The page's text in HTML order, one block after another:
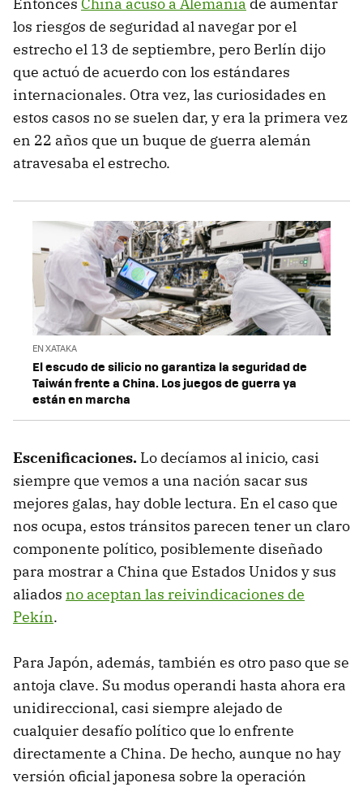
Entonces China acusó a Alemania de aumentar
los riesgos de seguridad al navegar por el
estrecho el 13 de septiembre, pero Berlín dijo
que actuó de acuerdo con los estándares
internacionales. Otra vez, las curiosidades en
estos casos no se suelen dar, y era la primera vez
en 22 años que un buque de guerra alemán
atravesaba el estrecho.
EN XATAKA
El escudo de silicio no garantiza la seguridad de
Taiwán frente a China. Los juegos de guerra ya
están en marcha
Escenificaciones. Lo decíamos al inicio, casi
siempre que vemos a una nación sacar sus
mejores galas, hay doble lectura. En el caso que
nos ocupa, estos tránsitos parecen tener un claro
componente político, posiblemente diseñado
para mostrar a China que Estados Unidos y sus
aliados no aceptan las reivindicaciones de
Pekín.
Para Japón, además, también es otro paso que se
antoja clave. Su modus operandi hasta ahora era
unidireccional, casi siempre alejado de
cualquier desafío político que lo enfrente
directamente a China. De hecho, aunque no hay
versión oficial japonesa sobre la operación